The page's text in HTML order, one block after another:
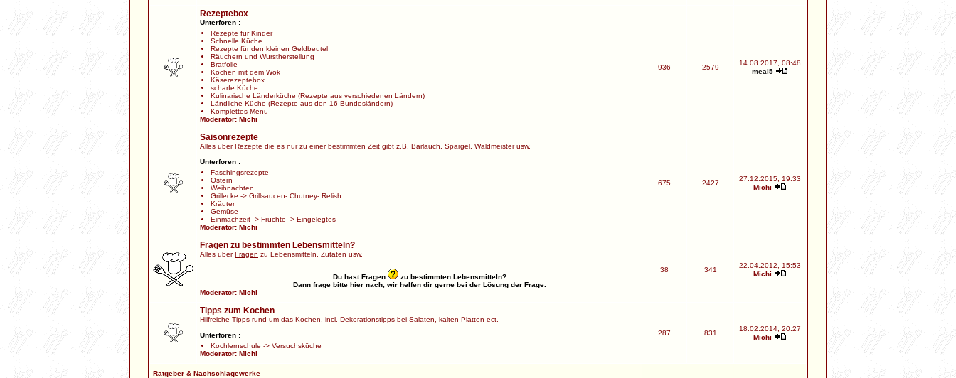
Rezeptebox
Unterforen :
Rezepte für Kinder
Schnelle Küche
Rezepte für den kleinen Geldbeutel
Räuchern und Wurstherstellung
Bratfolie
Kochen mit dem Wok
Käserezeptebox
scharfe Küche
Kulinarische Länderküche (Rezepte aus verschiedenen Ländern)
Ländliche Küche (Rezepte aus den 16 Bundesländern)
Komplettes Menü
Moderator: Michi
936 2579
14.08.2017, 08:48
meal5
Saisonrezepte
Alles über Rezepte die es nur zu einer bestimmten Zeit gibt z.B. Bärlauch, Spargel, Waldmeister usw.
Unterforen :
Faschingsrezepte
Ostern
Weihnachten
Grillecke -> Grillsaucen- Chutney- Relish
Kräuter
Gemüse
Einmachzeit -> Früchte -> Eingelegtes
Moderator: Michi
675 2427
27.12.2015, 19:33
Michi
Fragen zu bestimmten Lebensmitteln?
Alles überFragen zu Lebensmitteln, Zutaten usw.
Du hast Fragen
zu bestimmten Lebensmitteln?
Dann frage bitte hiernach, wir helfen dir gerne bei der Lösung der Frage.
Moderator: Michi
38 341
22.04.2012, 15:53
Michi
Tipps zum Kochen
Hilfreiche Tipps rund um das Kochen, incl. Dekorationstipps bei Salaten, kalten Platten ect.
Unterforen :
Kochlernschule -> Versuchsküche
Moderator: Michi
287 831
18.02.2014, 20:27
Michi
Ratgeber & Nachschlagewerke